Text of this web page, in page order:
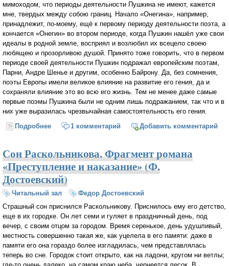
мимоходом, что периоды деятельности Пушкина не имеют, кажется
мне, твердых между собою границ. Начало «Онегина», например,
принадлежит, по-моему, ещё к первому периоду деятельности поэта, а
кончается «Онегин» во втором периоде, когда Пушкин нашёл уже свои
идеалы в родной земле, восприял и возлюбил их всецело своею
любящею и прозорливою душой. Принято тоже говорить, что в первом
периоде своей деятельности Пушкин подражал европейским поэтам,
Парни, Андре Шенье и другим, особенно Байрону. Да, без сомнения,
поэты Европы имели великое влияние на развитие его гения, да и
сохраняли влияние это во всю его жизнь. Тем не менее даже самые
первые поэмы Пушкина были не одним лишь подражанием, так что и в
них уже выразилась чрезвычайная самостоятельность его гения.
Подробнее о Речь о Пушкине (Ф.М. Достоевский)
1 комментарий Добавить комментарий
Сон Раскольникова. Фрагмент романа
«Преступление и наказание» (Ф.
Достоевский)
Читальный зал
Федор Достоевский
Страшный сон приснился Раскольникову. Приснилось ему его детство,
еще в их городке. Он лет семи и гуляет в праздничный день, под
вечер, с своим отцом за городом. Время серенькое, день удушливый,
местность совершенно такая же, как уцелела в его памяти: даже в
памяти его она гораздо более изгладилась, чем представлялась
теперь во сне. Городок стоит открыто, как на ладони, кругом ни ветлы;